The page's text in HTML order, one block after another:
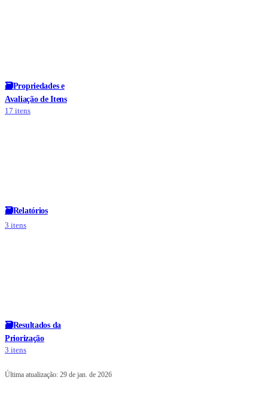
🗃Propriedades e
Avaliação de Itens
17 itens
🗃Relatórios
3 itens
🗃Resultados da
Priorização
3 itens
Última atualização: 29 de jan. de 2026